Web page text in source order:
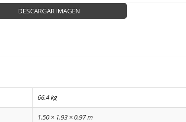
DESCARGAR IMAGEN
66.4 kg
1.50 × 1.93 × 0.97 m